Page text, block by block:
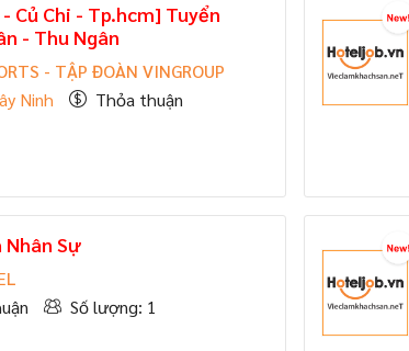
Củ Chi - Tp.hcm] Tuyển
- Thu Ngân
- TẬP ĐOÀN VINGROUP
Ninh
Thỏa thuận
Nhân Sự
Số lượng: 1